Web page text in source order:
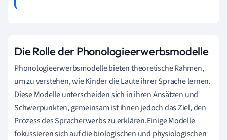
Die Rolle der Phonologieerwerbsmodelle
Phonologieerwerbsmodelle bieten theoretische Rahmen,
um zu verstehen, wie Kinder die Laute ihrer Sprache lernen.
Diese Modelle unterscheiden sich in ihren Ansätzen und
Schwerpunkten, gemeinsam ist ihnen jedoch das Ziel, den
Prozess des Spracherwerbs zu erklären.Einige Modelle
fokussieren sich auf die biologischen und physiologischen